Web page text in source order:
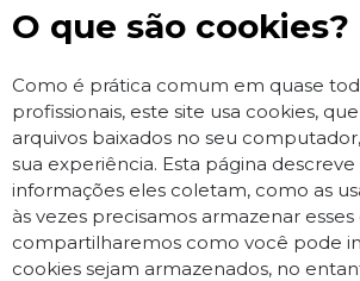
O que são cookies?
Como é prática comum em quase
profissionais, este site usa cookies,
arquivos baixados no seu
sua experiência. Esta página descreve
informações eles coletam, como as
às vezes precisamos armazenar
compartilharemos como você pode
cookies sejam armazenados, no